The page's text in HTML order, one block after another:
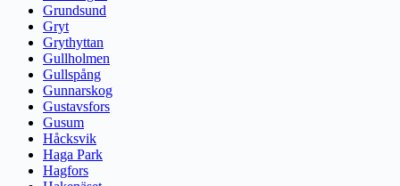
Grundsund
Gryt
Grythyttan
Gullholmen
Gullspång
Gunnarskog
Gustavsfors
Gusum
Håcksvik
Haga Park
Hagfors